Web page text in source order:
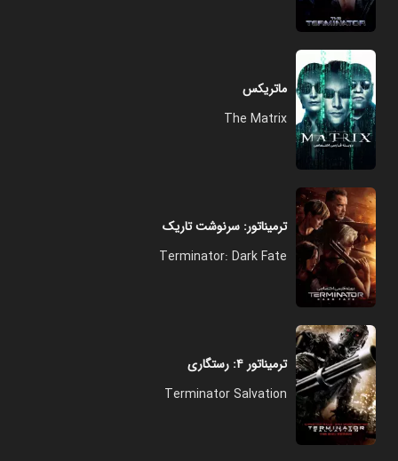
ماتریکس
The Matrix
ترمیناتور: سرنوشت تاریک
Terminator: Dark Fate
ترمیناتور ۴: رستگاری
Terminator Salvation